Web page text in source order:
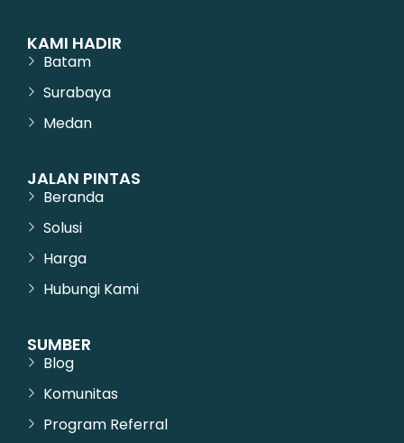
KAMI HADIR
Batam
Surabaya
Medan
JALAN PINTAS
Beranda
Solusi
Harga
Hubungi Kami
SUMBER
Blog
Komunitas
Program Referral